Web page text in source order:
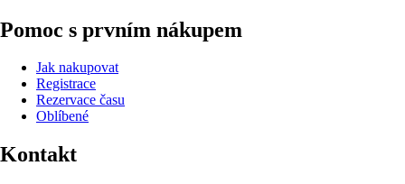
Pomoc s prvním nákupem
Jak nakupovat
Registrace
Rezervace času
Oblíbené
Kontakt